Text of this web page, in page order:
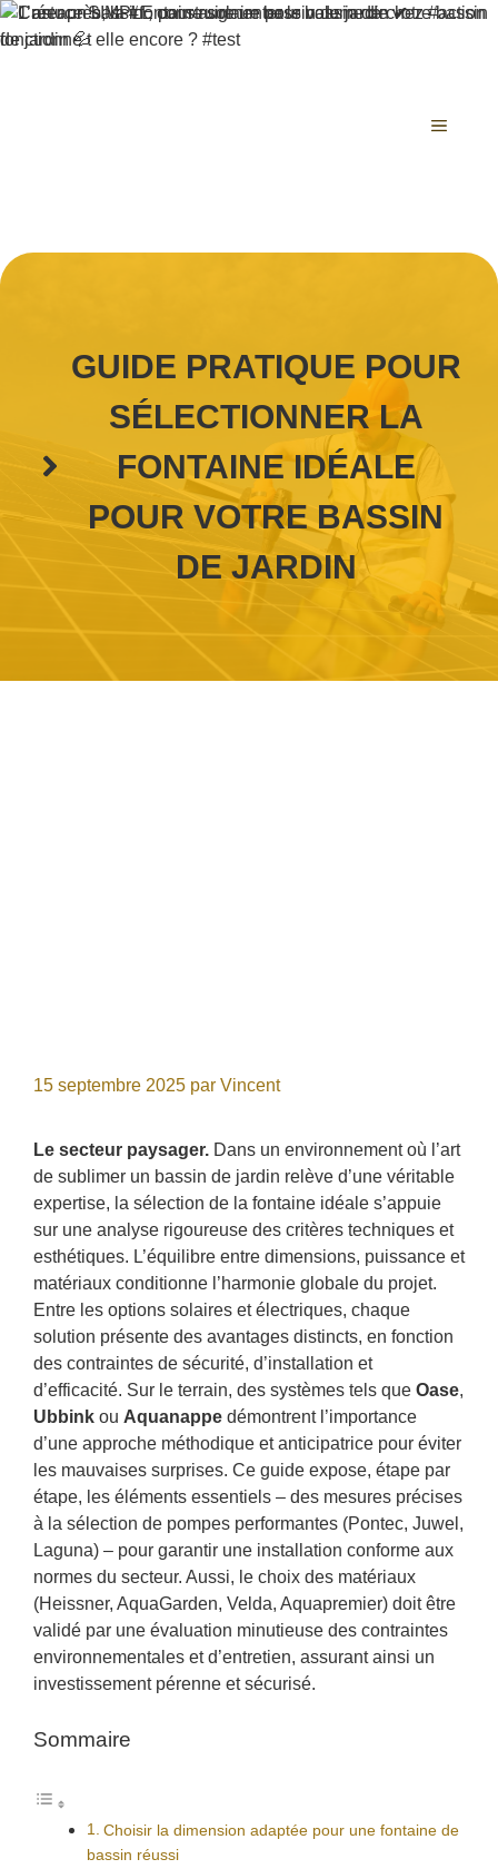
Aller
au
MENU
GUIDE PRATIQUE POUR
SÉLECTIONNER LA
FONTAINE IDÉALE
POUR VOTRE BASSIN
DE JARDIN
15 septembre 2025 par Vincent
Le secteur paysager. Dans un environnement où l’art
de sublimer un bassin de jardin relève d’une véritable
expertise, la sélection de la fontaine idéale s’appuie
sur une analyse rigoureuse des critères techniques et
esthétiques. L’équilibre entre dimensions, puissance et
matériaux conditionne l’harmonie globale du projet.
Entre les options solaires et électriques, chaque
solution présente des avantages distincts, en fonction
des contraintes de sécurité, d’installation et
d’efficacité. Sur le terrain, des systèmes tels que Oase,
Ubbink ou Aquanappe démontrent l’importance
d’une approche méthodique et anticipatrice pour éviter
les mauvaises surprises. Ce guide expose, étape par
étape, les éléments essentiels – des mesures précises
à la sélection de pompes performantes (Pontec, Juwel,
Laguna) – pour garantir une installation conforme aux
normes du secteur. Aussi, le choix des matériaux
(Heissner, AquaGarden, Velda, Aquapremier) doit être
validé par une évaluation minutieuse des contraintes
environnementales et d’entretien, assurant ainsi un
investissement pérenne et sécurisé.
Sommaire
Choisir la dimension adaptée pour une fontaine de
bassin réussi